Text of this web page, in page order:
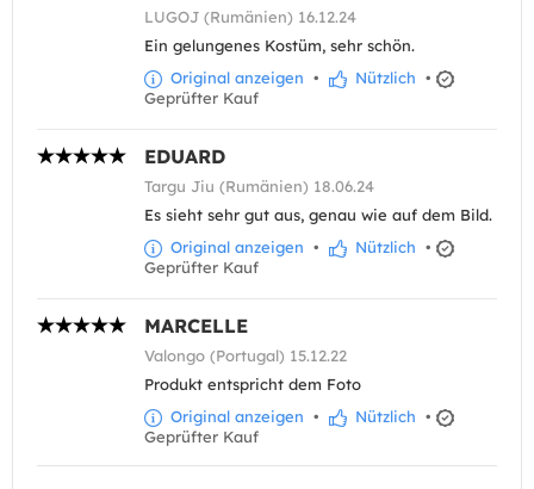
LUGOJ (Rumänien) 16.12.24
Ein gelungenes Kostüm, sehr schön.
Original anzeigen • Nützlich •
Geprüfter Kauf
EDUARD
Targu Jiu (Rumänien) 18.06.24
Es sieht sehr gut aus, genau wie auf dem Bild.
Original anzeigen • Nützlich •
Geprüfter Kauf
MARCELLE
Valongo (Portugal) 15.12.22
Produkt entspricht dem Foto
Original anzeigen • Nützlich •
Geprüfter Kauf